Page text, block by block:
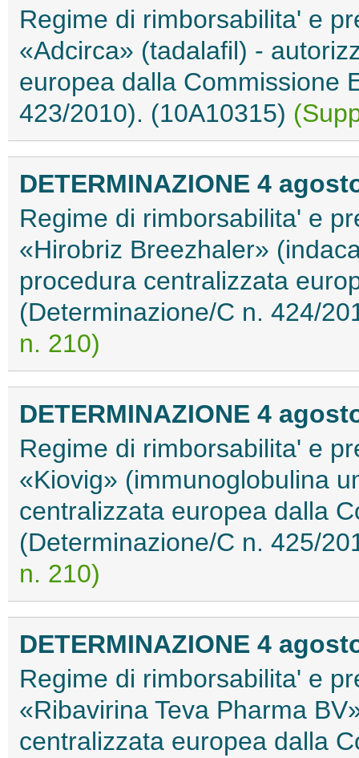
Regime di rimborsabilita' e
«Adcirca» (tadalafil) -
europea dalla Commissione
423/2010). (10A10315)
DETERMINAZIONE 4
Regime di rimborsabilita' e
«Hirobriz Breezhaler»
procedura centralizzata
(Determinazione/C n. 424/
n. 210)
DETERMINAZIONE 4
Regime di rimborsabilita' e
«Kiovig» (immunoglobulina
centralizzata europea dalla
(Determinazione/C n. 425/
n. 210)
DETERMINAZIONE 4
Regime di rimborsabilita' e
«Ribavirina Teva Pharma
centralizzata europea dalla